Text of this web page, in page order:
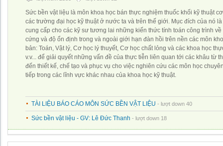
Sức bền vật liệu là môn khoa học bán thực nghiệm thuốc khối kỹ thuật
các trường đại học kỹ thuật ở nước ta và trên thế giới. Mục đích của nó là
cung cấp cho các kỹ sư tương lai những kiến thức tính toán công trình về
cứng và độ ổn định trong và ngoài giới hạn đàn hồi trên nền các môn
bản: Toán, Vật lý, Cơ học lý thuyết, Cơ học chất lỏng và các khoa học
v.v... để giải quyết những vấn đề của thực tiễn liên quan tới các khâu từ
đến thiết kế, chế tạo và phục vụ cho việc nghiên cứu các môn học
tiếp trong các lĩnh vực khác nhau của khoa học kỹ thuật.
TÀI LIỆU BÁO CÁO MÔN SỨC BỀN VẬT LIỆU - lượt down 40
Sức bền vật liệu - GV: Lê Đức Thanh - lượt down 18